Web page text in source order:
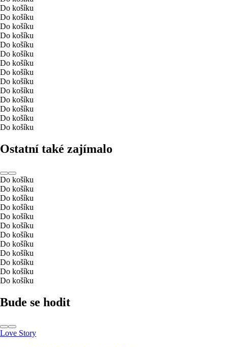
Do košíku
Do košíku
Do košíku
Do košíku
Do košíku
Do košíku
Do košíku
Do košíku
Do košíku
Do košíku
Do košíku
Do košíku
Do košíku
Do košíku
Ostatní také zajímalo
Do košíku
Do košíku
Do košíku
Do košíku
Do košíku
Do košíku
Do košíku
Do košíku
Do košíku
Do košíku
Do košíku
Do košíku
Bude se hodit
Love Story